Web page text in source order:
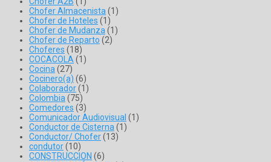
Chofer Almacenista(1)
Chofer de Hoteles (1)
Chofer de Mudanza(1)
Chofer de Reparto (2)
Choferes (18)
COCACOLA(1)
Cocina(27)
Cocinero(a) (6)
Colaborador(1)
Colombia(75)
Comedores (3)
Comunicador Audiovisual (1)
Conductor de Cisterna(1)
Conductor/ Chofer(13)
condutor(10)
CONSTRUCCION (6)